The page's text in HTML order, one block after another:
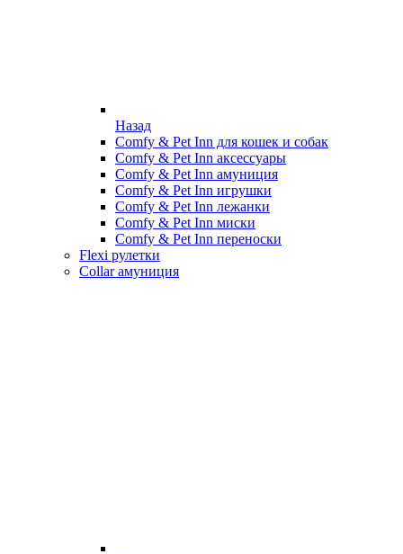
Назад
Comfy & Pet Inn для кошек и собак
Comfy & Pet Inn аксессуары
Comfy & Pet Inn амуниция
Comfy & Pet Inn игрушки
Comfy & Pet Inn лежанки
Comfy & Pet Inn миски
Comfy & Pet Inn переноски
Flexi рулетки
Collar амуниция